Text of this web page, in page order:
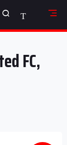
NÁKUPNÍ
KOŠÍK
FC,